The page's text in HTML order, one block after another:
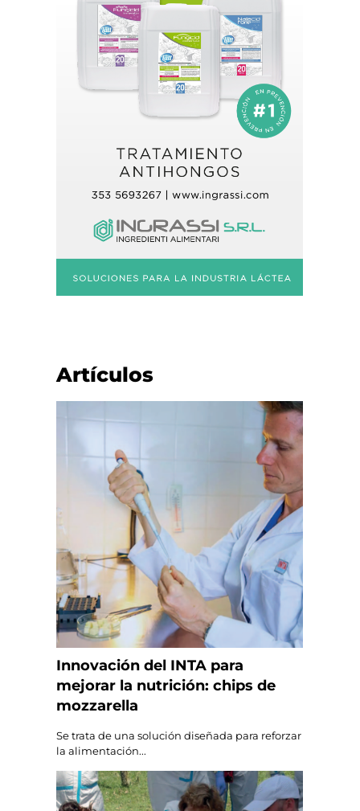
Artículos
Innovación del INTA para
mejorar la nutrición: chips de
mozzarella
Se trata de una solución diseñada para reforzar
la alimentación...